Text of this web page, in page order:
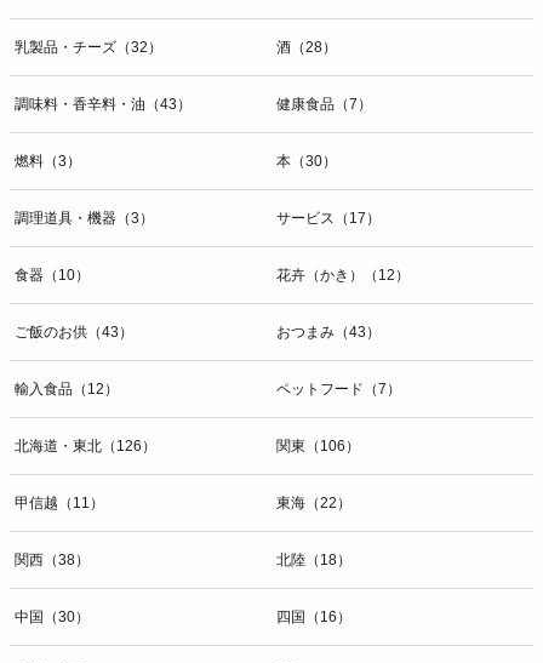
乳製品・チーズ（32） 酒（28）
調味料・香辛料・油（43） 健康食品（7）
燃料（3） 本（30）
調理道具・機器（3） サービス（17）
食器（10） 花卉（かき）（12）
ご飯のお供（43） おつまみ（43）
輸入食品（12） ペットフード（7）
北海道・東北（126） 関東（106）
甲信越（11） 東海（22）
関西（38） 北陸（18）
中国（30） 四国（16）